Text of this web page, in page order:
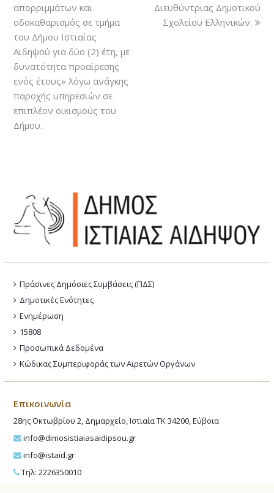
απορριμμάτων και
οδοκαθαρισμός σε τμήμα
του Δήμου Ιστιαίας
Αιδηψού για δύο (2) έτη, με
δυνατότητα προαίρεσης
ενός έτους» λόγω ανάγκης
παροχής υπηρεσιών σε
επιπλέον οικισμούς του
Δήμου.
Διευθύντριας Δημοτικού
Σχολείου Ελληνικών.
Πράσινες Δημόσιες Συμβάσεις (ΠΔΣ)
Δημοτικές Ενότητες
Ενημέρωση
15808
Προσωπικά Δεδομένα
Κώδικας Συμπεριφοράς των Αιρετών Οργάνων
Επικοινωνία
28ης Οκτωβρίου 2, Δημαρχείο, Ιστιαία ΤΚ 34200, Εύβοια
info@dimosistiaiasaidipsou.gr
info@istaid.gr
Τηλ: 2226350010